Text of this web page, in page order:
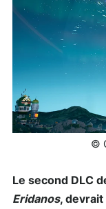
©
Le second DLC
Eridanos, devrait